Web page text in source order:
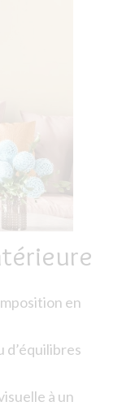
en
d’équilibres
à un